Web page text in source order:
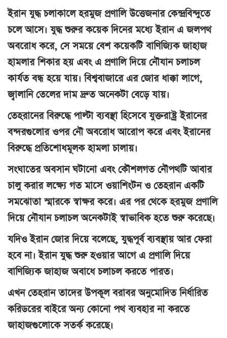
ইরান যুদ্ধ চলাকালে হরমুজ প্রণালি উত্তেজনার কেন্দ্রবিন্দুতে
চলে আসে। যুদ্ধ শুরুর কয়েক দিনের মধ্যে ইরান এ জলপথ
অবরোধ করে, সে সময়ে বেশ কয়েকটি বাণিজ্যিক জাহাজ
হামলার শিকার হয় এবং এ প্রণালি দিয়ে নৌযান চলাচল
কার্যত বন্ধ হয়ে যায়। বিশ্ববাজারে এর জোর ধাক্কা লাগে,
জ্বালানি তেলের দাম দ্রুত অনেকটা বেড়ে যায়।
তেহরানের বিরুদ্ধে পাল্টা ব্যবস্থা হিসেবে যুক্তরাষ্ট্র ইরানের
বন্দরগুলোর ওপর নৌ অবরোধ আরোপ করে এবং ইরানের
বিরুদ্ধে প্রতিশোধমূলক হামলা চালায়।
সংঘাতের অবসান ঘটানো এবং কৌশলগত নৌপথটি আবার
চালু করার লক্ষ্যে গত মাসে ওয়াশিংটন ও তেহরান একটি
সমঝোতা স্মারকে স্বাক্ষর করে। এর পর থেকে হরমুজ প্রণালি
দিয়ে নৌযান চলাচল অনেকটাই স্বাভাবিক হতে শুরু করেছে।
যদিও ইরান জোর দিয়ে বলেছে, যুদ্ধপূর্ব ব্যবস্থায় আর ফেরা
হবে না। ইরান যুদ্ধ শুরু হওয়ার আগে এ প্রণালি দিয়ে
বাণিজ্যিক জাহাজ অবাধে চলাচল করতে পারত।
এখন তেহরান তাদের উপকূল বরাবর অনুমোদিত নির্ধারিত
করিডরের বাইরে অন্য কোনো পথ ব্যবহার না করতে
জাহাজগুলোকে সতর্ক করেছে।